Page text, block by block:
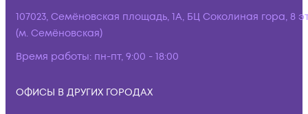
107023, Семёновская площадь, 1А, БЦ Соколиная гора, 8
(м. Семёновская)
Время работы: пн-пт, 9:00 - 18:00
ОФИСЫ В ДРУГИХ ГОРОДАХ